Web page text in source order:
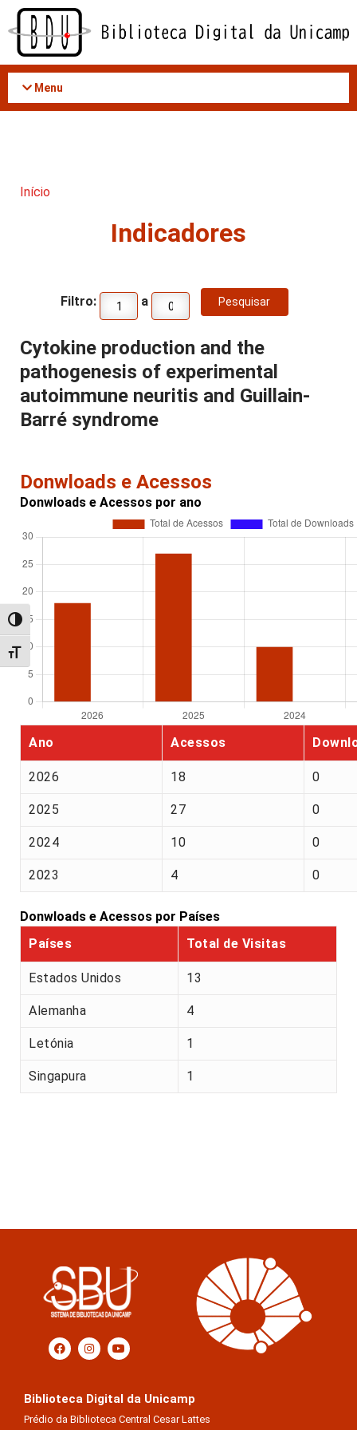
Acessar
conteúdo
Alternar alto contraste
Alternar tamanho da fonte
Menu
Início
Indicadores
Filtro: a
Cytokine production and the
pathogenesis of experimental
autoimmune neuritis and Guillain-
Barré syndrome
Donwloads e Acessos
Donwloads e Acessos por ano
Ano Acessos
2026 18 0
2025 27 0
2024 10 0
2023 4 0
Donwloads e Acessos por Países
Países
Total de Visitas
Estados Unidos 13
Alemanha 4
Letónia 1
Singapura 1
Biblioteca Digital da Unicamp
Prédio da Biblioteca Central Cesar Lattes